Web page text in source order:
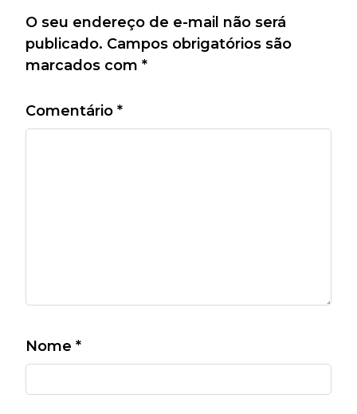
O seu endereço de e-mail não será
publicado. Campos obrigatórios são
marcados com *
Comentário *
Nome *